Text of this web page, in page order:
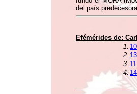
del país
Efémérides de:
1.
2.
3.
4.